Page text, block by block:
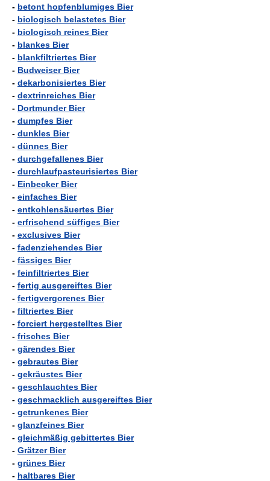
- betont hopfenblumiges Bier
- biologisch belastetes Bier
- biologisch reines Bier
- blankes Bier
- blankfiltriertes Bier
- Budweiser Bier
- dekarbonisiertes Bier
- dextrinreiches Bier
- Dortmunder Bier
- dumpfes Bier
- dunkles Bier
- dünnes Bier
- durchgefallenes Bier
- durchlaufpasteurisiertes Bier
- Einbecker Bier
- einfaches Bier
- entkohlensäuertes Bier
- erfrischend süffiges Bier
- exclusives Bier
- fadenziehendes Bier
- fässiges Bier
- feinfiltriertes Bier
- fertig ausgereiftes Bier
- fertigvergorenes Bier
- filtriertes Bier
- forciert hergestelltes Bier
- frisches Bier
- gärendes Bier
- gebrautes Bier
- gekräustes Bier
- geschlauchtes Bier
- geschmacklich ausgereiftes Bier
- getrunkenes Bier
- glanzfeines Bier
- gleichmäßig gebittertes Bier
- Grätzer Bier
- grünes Bier
- haltbares Bier